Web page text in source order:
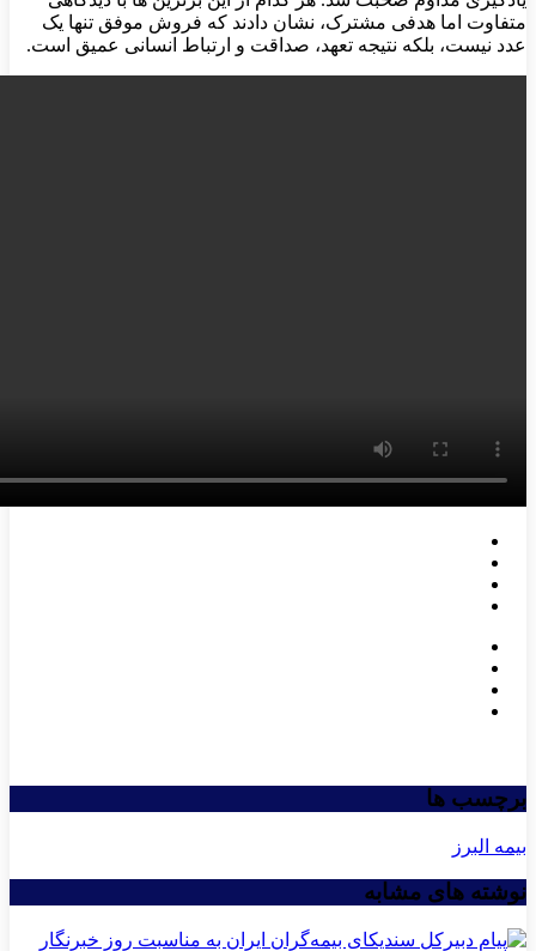
متفاوت اما هدفی مشترک، نشان دادند که فروش موفق تنها یک
عدد نیست، بلکه نتیجه تعهد، صداقت و ارتباط انسانی عمیق است.
برچسب ها
بیمه البرز
نوشته های مشابه